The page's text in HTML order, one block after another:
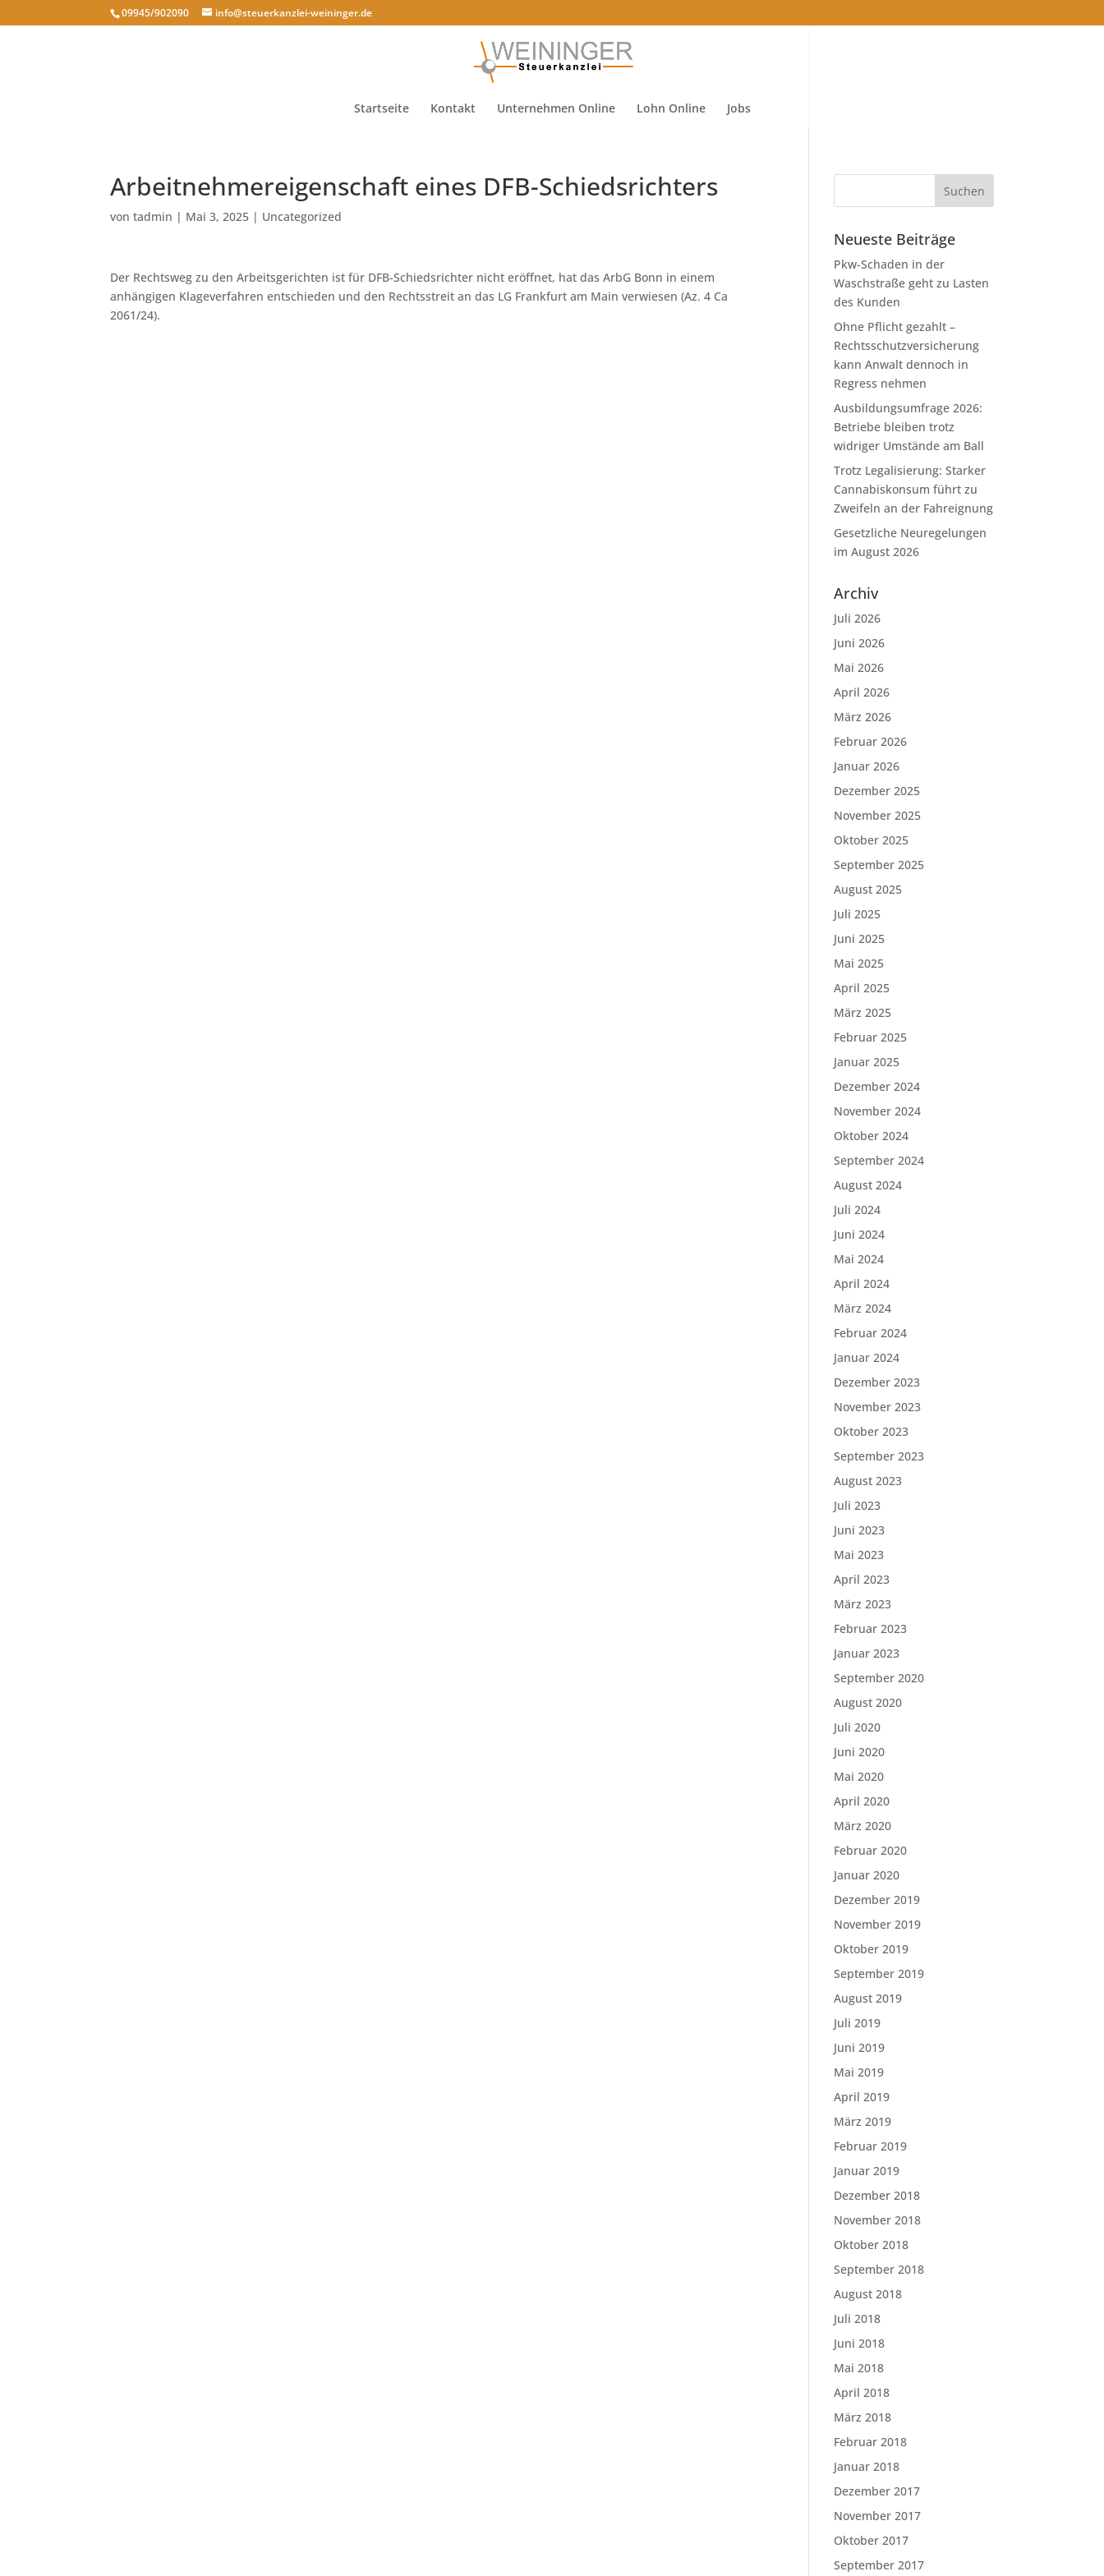
09945/902090 info@steuerkanzlei-weininger.de
Startseite Kontakt Unternehmen Online Lohn Online Jobs
Arbeitnehmereigenschaft eines DFB-Schiedsrichters
vontadmin | Mai 3, 2025 | Uncategorized
Der Rechtsweg zu den Arbeitsgerichten ist für DFB-Schiedsrichter nicht eröffnet, hat das ArbG Bonn in einem
anhängigen Klageverfahren entschieden und den Rechtsstreit an das LG Frankfurt am Main verwiesen (Az. 4 Ca
2061/24).
Neueste Beiträge
Pkw-Schaden in der
Waschstraße geht zu Lasten
des Kunden
Ohne Pflicht gezahlt –
Rechtsschutzversicherung
kann Anwalt dennoch in
Regress nehmen
Ausbildungsumfrage 2026:
Betriebe bleiben trotz
widriger Umstände am Ball
Trotz Legalisierung: Starker
Cannabiskonsum führt zu
Zweifeln an der Fahreignung
Gesetzliche Neuregelungen
im August 2026
Archiv
Juli 2026
Juni 2026
Mai 2026
April 2026
März 2026
Februar 2026
Januar 2026
Dezember 2025
November 2025
Oktober 2025
September 2025
August 2025
Juli 2025
Juni 2025
Mai 2025
April 2025
März 2025
Februar 2025
Januar 2025
Dezember 2024
November 2024
Oktober 2024
September 2024
August 2024
Juli 2024
Juni 2024
Mai 2024
April 2024
März 2024
Februar 2024
Januar 2024
Dezember 2023
November 2023
Oktober 2023
September 2023
August 2023
Juli 2023
Juni 2023
Mai 2023
April 2023
März 2023
Februar 2023
Januar 2023
September 2020
August 2020
Juli 2020
Juni 2020
Mai 2020
April 2020
März 2020
Februar 2020
Januar 2020
Dezember 2019
November 2019
Oktober 2019
September 2019
August 2019
Juli 2019
Juni 2019
Mai 2019
April 2019
März 2019
Februar 2019
Januar 2019
Dezember 2018
November 2018
Oktober 2018
September 2018
August 2018
Juli 2018
Juni 2018
Mai 2018
April 2018
März 2018
Februar 2018
Januar 2018
Dezember 2017
November 2017
Oktober 2017
September 2017